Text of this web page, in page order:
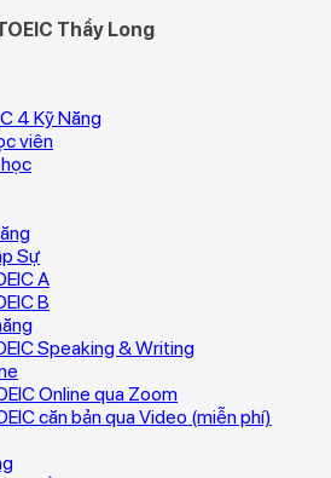
Thầy Long
4 Kỹ Năng
viên
Sự
A
B
Speaking & Writing
Online qua Zoom
căn bản qua Video (miễn phí)